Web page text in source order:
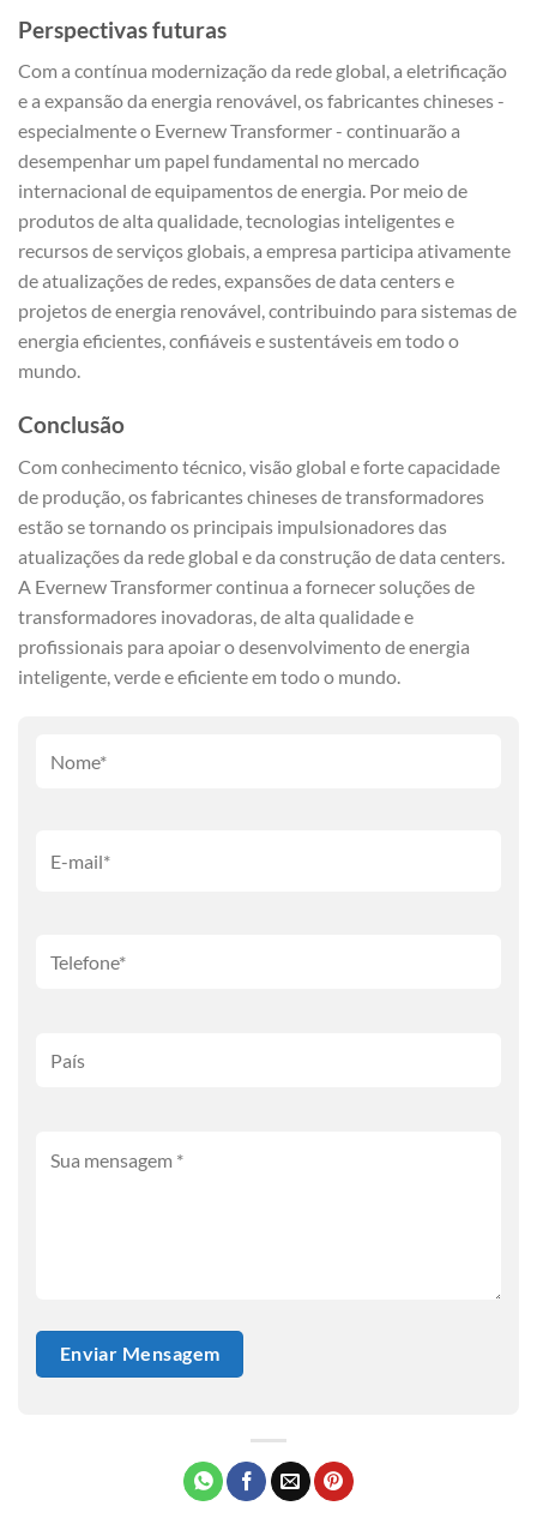
Perspectivas futuras
Com a contínua modernização da rede global, a eletrificação
e a expansão da energia renovável, os fabricantes chineses -
especialmente o Evernew Transformer - continuarão a
desempenhar um papel fundamental no mercado
internacional de equipamentos de energia. Por meio de
produtos de alta qualidade, tecnologias inteligentes e
recursos de serviços globais, a empresa participa ativamente
de atualizações de redes, expansões de data centers e
projetos de energia renovável, contribuindo para sistemas de
energia eficientes, confiáveis e sustentáveis em todo o
mundo.
Conclusão
Com conhecimento técnico, visão global e forte capacidade
de produção, os fabricantes chineses de transformadores
estão se tornando os principais impulsionadores das
atualizações da rede global e da construção de data centers.
A Evernew Transformer continua a fornecer soluções de
transformadores inovadoras, de alta qualidade e
profissionais para apoiar o desenvolvimento de energia
inteligente, verde e eficiente em todo o mundo.